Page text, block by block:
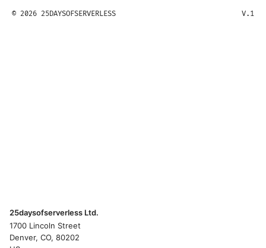
© 2026 25DAYSOFSERVERLESS V.1
25daysofserverless Ltd.
1700 Lincoln Street
Denver, CO, 80202